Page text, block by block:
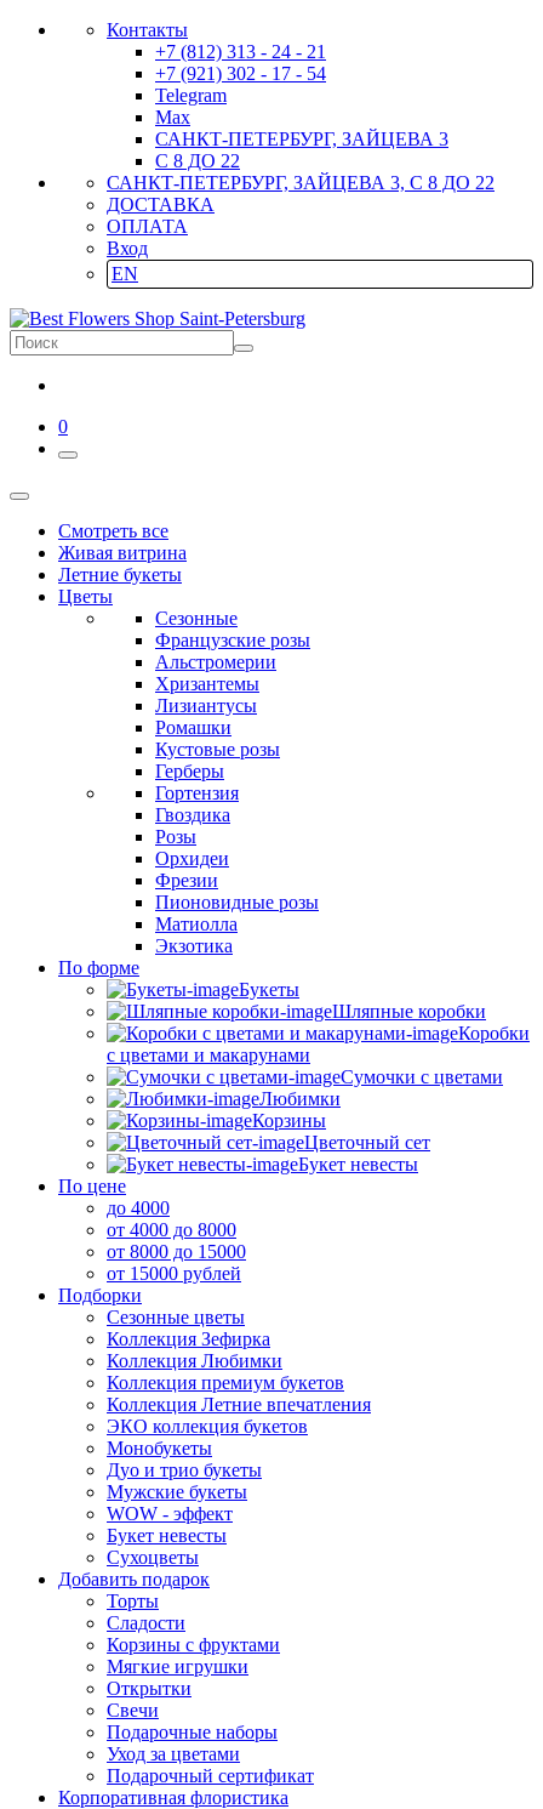
Контакты
+7 (812) 313 - 24 - 21
+7 (921) 302 - 17 - 54
Telegram
Max
САНКТ-ПЕТЕРБУРГ, ЗАЙЦЕВА 3
С 8 ДО 22
САНКТ-ПЕТЕРБУРГ, ЗАЙЦЕВА 3, С 8 ДО 22
ДОСТАВКА
ОПЛАТА
Вход
EN
0
Смотреть все
Живая витрина
Летние букеты
Цветы
Сезонные
Французские розы
Альстромерии
Хризантемы
Лизиантусы
Ромашки
Кустовые розы
Герберы
Гортензия
Гвоздика
Розы
Орхидеи
Фрезии
Пионовидные розы
Матиолла
Экзотика
По форме
Букеты
Шляпные коробки
Коробки
с цветами и макарунами
Сумочки с цветами
Любимки
Корзины
Цветочный сет
Букет невесты
По цене
до 4000
от 4000 до 8000
от 8000 до 15000
от 15000 рублей
Подборки
Сезонные цветы
Коллекция Зефирка
Коллекция Любимки
Коллекция премиум букетов
Коллекция Летние впечатления
ЭКО коллекция букетов
Монобукеты
Дуо и трио букеты
Мужские букеты
WOW - эффект
Букет невесты
Сухоцветы
Добавить подарок
Торты
Сладости
Корзины с фруктами
Мягкие игрушки
Открытки
Свечи
Подарочные наборы
Уход за цветами
Подарочный сертификат
Корпоративная флористика